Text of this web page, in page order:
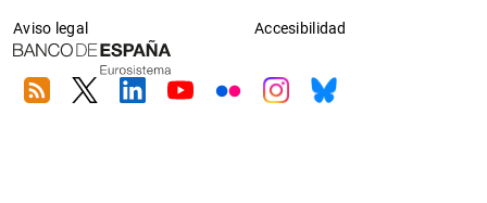
Aviso legal Accesibilidad
RSS TwitterLinkedin
YoutubeFlickrInstagram
Bluesky